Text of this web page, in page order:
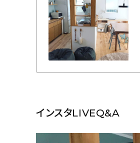
インスタLIVEQ&A